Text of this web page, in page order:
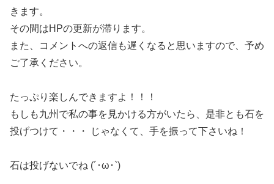
きます。
その間はHPの更新が滞ります。
また、コメントへの返信も遅くなると思いますので、予め
ご了承ください。
たっぷり楽しんできますよ！！！
もしも九州で私の事を見かける方がいたら、是非とも石を
投げつけて・・・ じゃなくて、手を振って下さいね！
石は投げないでね (´･ω･`)